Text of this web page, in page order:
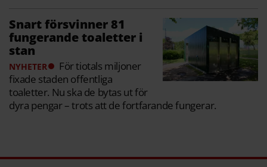
Snart försvinner 81
fungerande toaletter i
stan
NYHETER
För tiotals miljoner
fixade staden offentliga
toaletter. Nu ska de bytas ut för
dyra pengar – trots att de fortfarande fungerar.